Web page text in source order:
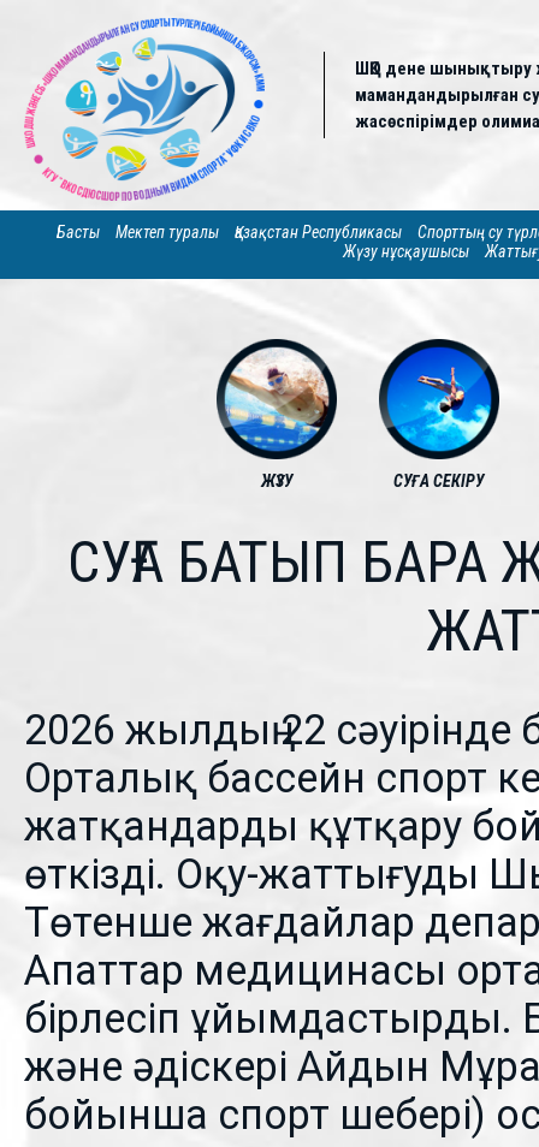
ШҚО дене шынықтыру
мамандандырылған
жасөспірімдер
Басты Мектеп туралы Қазақстан Республикасы
Спорттың су
Жүзу нұсқаушысы
ЖҮЗУ СУҒА СЕКІРУ
СУҒА БАТЫП
2026 жылдың 22
Орталық бассейн спорт
жатқандарды құтқару
өткізді. Оқу-жаттығуды
Төтенше жағдайлар
Апаттар медицинасы
бірлесіп ұйымдастырды.
және әдіскері Айдын
бойынша спорт шебері)